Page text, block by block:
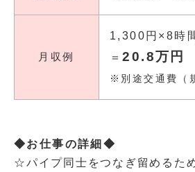
月収例
1,300円×8時
＝20.8万円
※別途交通費（
◆お仕事の詳細◆
☆パイプ同士をつなぎ留めるた